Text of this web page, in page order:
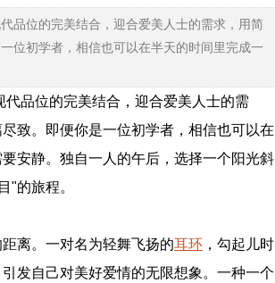
品位的完美结合，迎合爱美人士的需求，用简
位初学者，相信也可以在半天的时间里完成一
品位的完美结合，迎合爱美人士的需
致。即便你是一位初学者，相信也可以在
安静。独自一人的午后，选择一个阳光斜
"的旅程。
离。一对名为轻舞飞扬的耳环 ，勾起儿时
发自己对美好爱情的无限想象。一种一个